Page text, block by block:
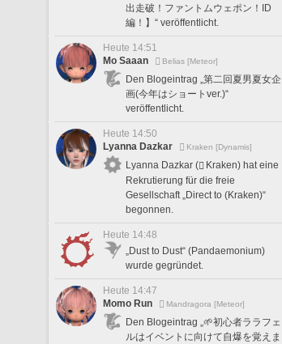
出走破！ファントムウェポン！ID
編！】“ veröffentlicht.
Heute 14:51
Mo Saaan
Belias [Meteor]
Den Blogeintrag „第二回夏男夏女企
画(今年はショートver.)“
veröffentlicht.
Heute 14:50
Lyanna Dazkar
Kraken [Dynamis]
Lyanna Dazkar (
Kraken) hat eine
Rekrutierung für die freie
Gesellschaft „Direct to (Kraken)“
begonnen.
Heute 14:48
„Dust to Dust“ (Pandaemonium)
wurde gegründet.
Heute 14:47
Momo Run
Mandragora [Meteor]
Den Blogeintrag „🌱初心者ララフェ
ルはイベントに向けて自爆を覚えま